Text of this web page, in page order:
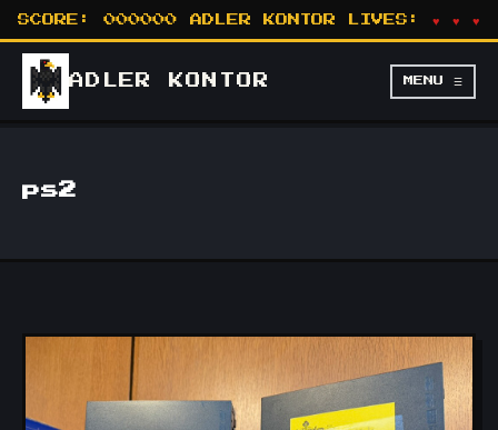
SCORE: 000000 ADLER KONTOR LIVES: ♥ ♥ ♥
ADLER KONTOR MENU ☰
ps2